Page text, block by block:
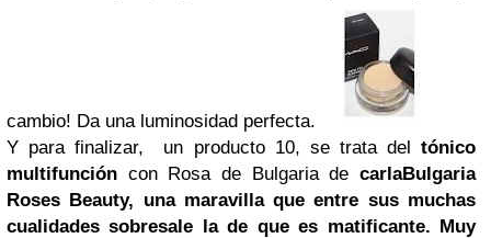
cambio! Da una luminosidad perfecta.
Y para finalizar, un producto 10, se trata del tónico
multifunción con Rosa de Bulgaria de carlaBulgaria
Roses Beauty, una maravilla que entre sus muchas
cualidades sobresale la de que es matificante. Muy